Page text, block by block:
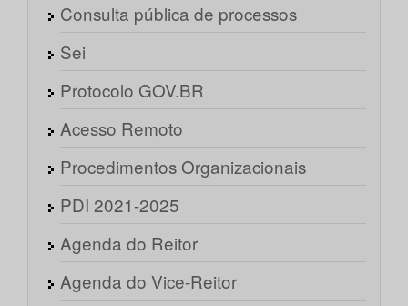
Consulta pública de processos
Sei
Protocolo GOV.BR
Acesso Remoto
Procedimentos Organizacionais
PDI 2021-2025
Agenda do Reitor
Agenda do Vice-Reitor